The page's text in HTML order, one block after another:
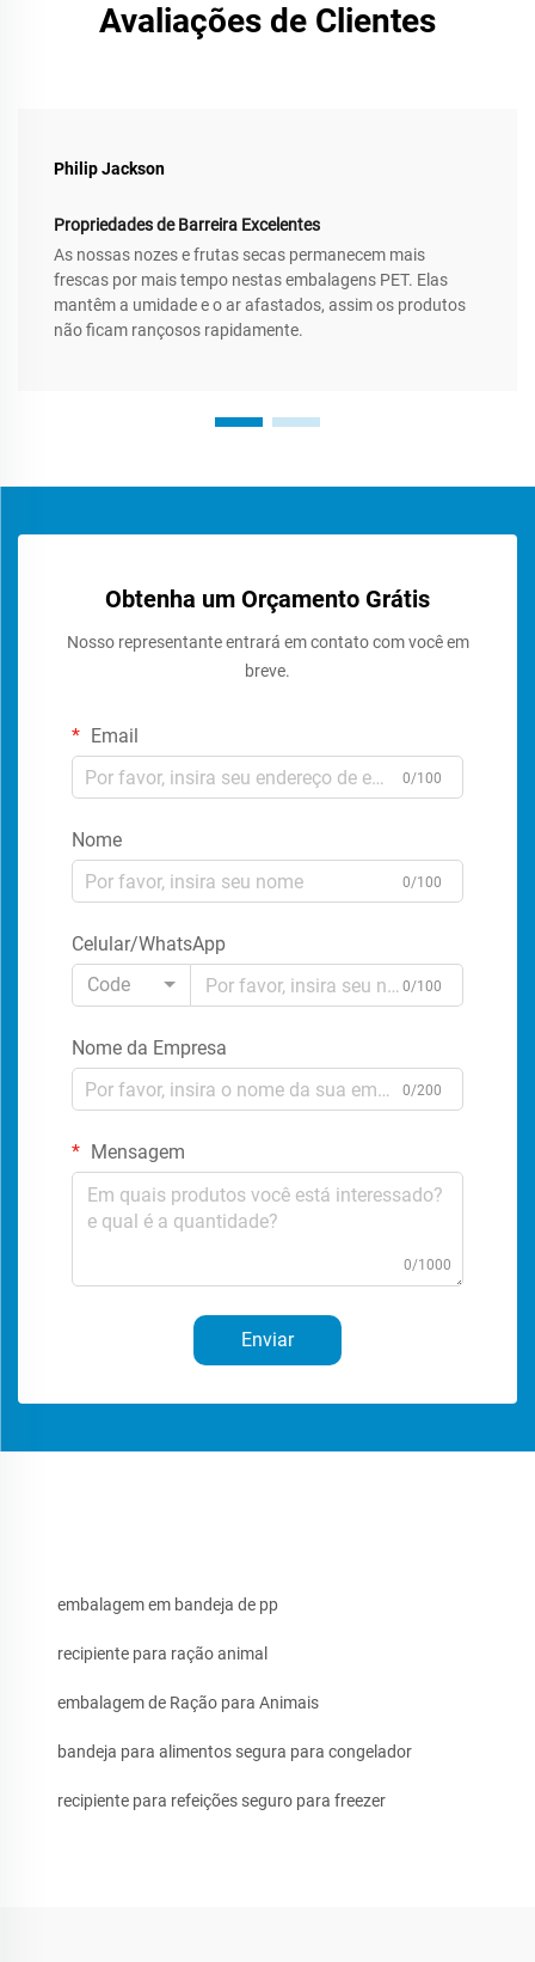
Avaliações de Clientes
Philip Jackson
Propriedades de Barreira Excelentes
As nossas nozes e frutas secas permanecem mais
frescas por mais tempo nestas embalagens PET. Elas
mantêm a umidade e o ar afastados, assim os produtos
não ficam rançosos rapidamente.
Obtenha um Orçamento Grátis
Nosso representante entrará em contato com você em
breve.
Email
0/100
Nome
0/100
Celular/WhatsApp
Code
0/100
Nome da Empresa
0/200
Mensagem
0/1000
Enviar
embalagem em bandeja de pp
recipiente para ração animal
embalagem de Ração para Animais
bandeja para alimentos segura para congelador
recipiente para refeições seguro para freezer